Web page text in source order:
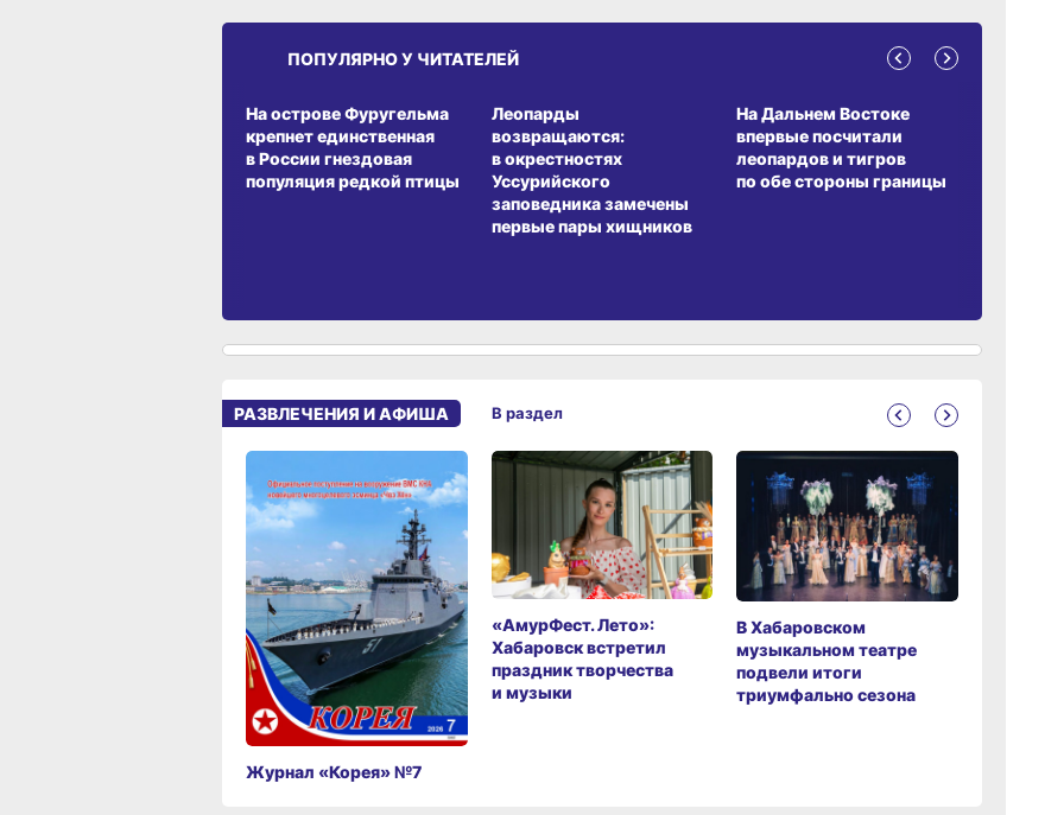
ПОПУЛЯРНО У ЧИТАТЕЛЕЙ
На острове Фуругельма
крепнет единственная
в России гнездовая
популяция редкой птицы
Леопарды
возвращаются:
в окрестностях
Уссурийского
заповедника замечены
первые пары хищников
На Дальнем Востоке
впервые посчитали
леопардов и тигров
по обе стороны границы
РАЗВЛЕЧЕНИЯ И АФИША
Журнал «Корея» №7
«АмурФест. Лето»:
Хабаровск встретил
праздник творчества
и музыки
В Хабаровском
музыкальном театре
подвели итоги
триумфально сезона
В раздел